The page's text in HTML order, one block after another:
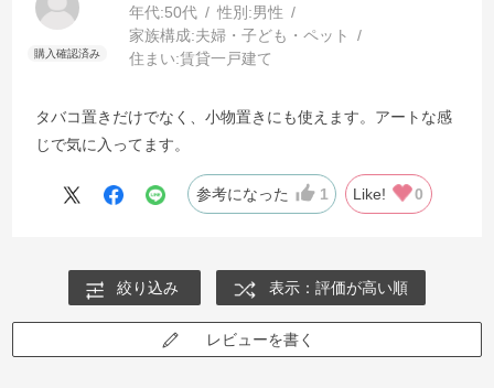
年代:50代 性別:男性
家族構成:夫婦・子ども・ペット
住まい:賃貸一戸建て
タバコ置きだけでなく、小物置きにも使えます。アートな感
じで気に入ってます。
参考になった 1 Like! 0
絞り込み 表示：評価が高い順
レビューを書く